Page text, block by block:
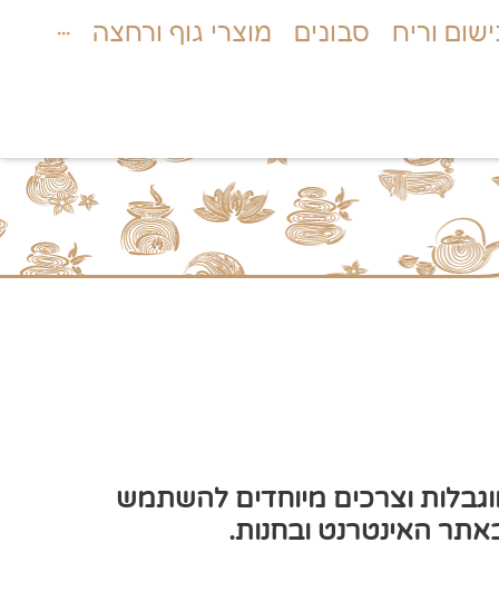
וריח סבונים מוצרי גוף ורחצה ···
וצרכים מיוחדים להשתמש
האינטרנט ובחנות.